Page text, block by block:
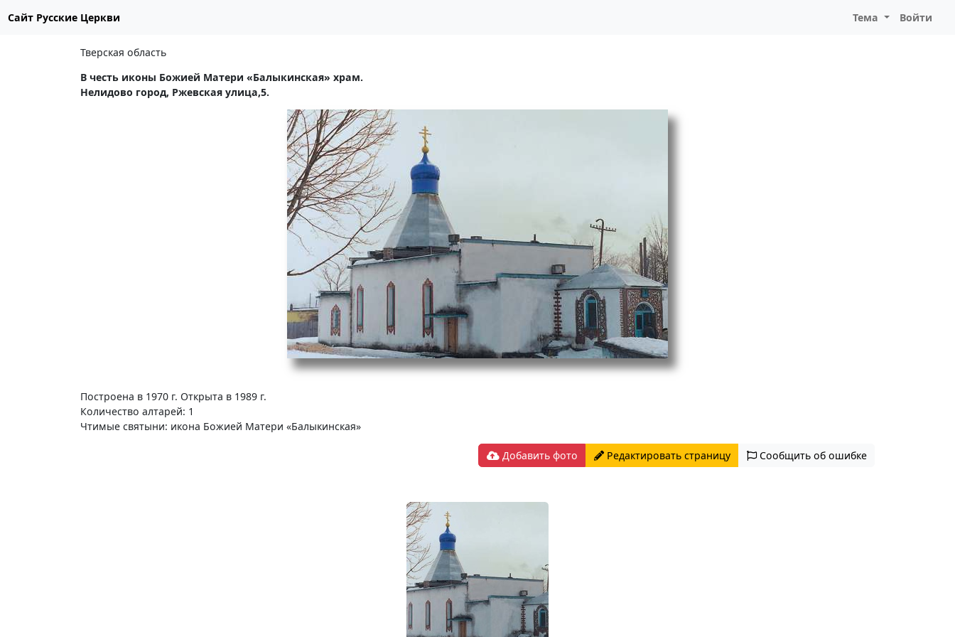
Сайт Русские Церкви Тема Войти
Тверская область
В честь иконы Божией Матери «Балыкинская» храм.
Нелидово город, Ржевская улица,5.
Построена в 1970 г. Открыта в 1989 г.
Количество алтарей: 1
Чтимые святыни: икона Божией Матери «Балыкинская»
Добавить фото Редактировать страницу Сообщить об ошибке